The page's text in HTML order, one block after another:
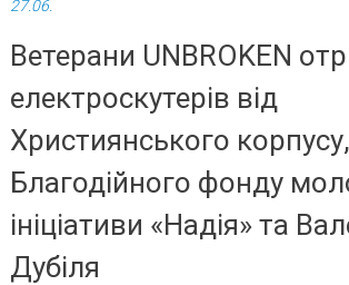
27.06.
Ветерани UNBROKEN
електроскутерів від
Християнського корпусу,
Благодійного фонду
ініціативи «Надія» та
Дубіля